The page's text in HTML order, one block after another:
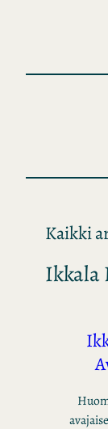
Kaikki
Ikkala